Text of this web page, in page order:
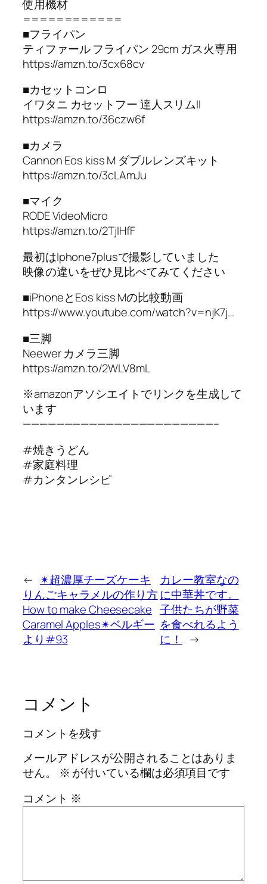
使用機材
============
■フライパン
ティファール フライパン 29cm ガス火専用
https://amzn.to/3cx68cv
■カセットコンロ
イワタニ カセットフー 達人スリムII
https://amzn.to/36czw6f
■カメラ
Cannon Eos kiss M ダブルレンズキット
https://amzn.to/3cLAmJu
■マイク
RODE VideoMicro
https://amzn.to/2TjIHfF
最初はIphone7plusで撮影していました
映像の違いをぜひ見比べてみてください
■iPhoneとEos kiss Mの比較動画
https://www.youtube.com/watch?v=njK7j…
■三脚
Neewer カメラ三脚
https://amzn.to/2WLV8mL
※amazonアソシエイトでリンクを生成して
います
———————————————————————–
#焼きうどん
#家庭料理
#カンタンレシピ
← ✴︎超濃厚チーズケーキ
りんごキャラメルの作り方
How to make Cheesecake
Caramel Apples✴︎ベルギー
より#93
カレー教室なの
に中華丼です。
子供たちが野菜
を食べれるよう
に！
→
コメント
コメントを残す
メールアドレスが公開されることはありま
せん。
※ が付いている欄は必須項目です
コメント ※